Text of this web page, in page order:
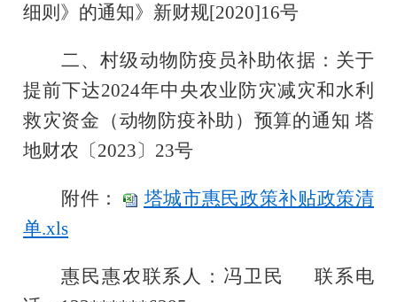
细则》的通知》新财规[2020]16号
二、村级动物防疫员补助依据：关于
提前下达2024年中央农业防灾减灾和水利
救灾资金（动物防疫补助）预算的通知 塔
地财农〔2023〕23号
附件：
塔城市惠民政策补贴政策清
单.xls
惠民惠农联系人：冯卫民
联系电